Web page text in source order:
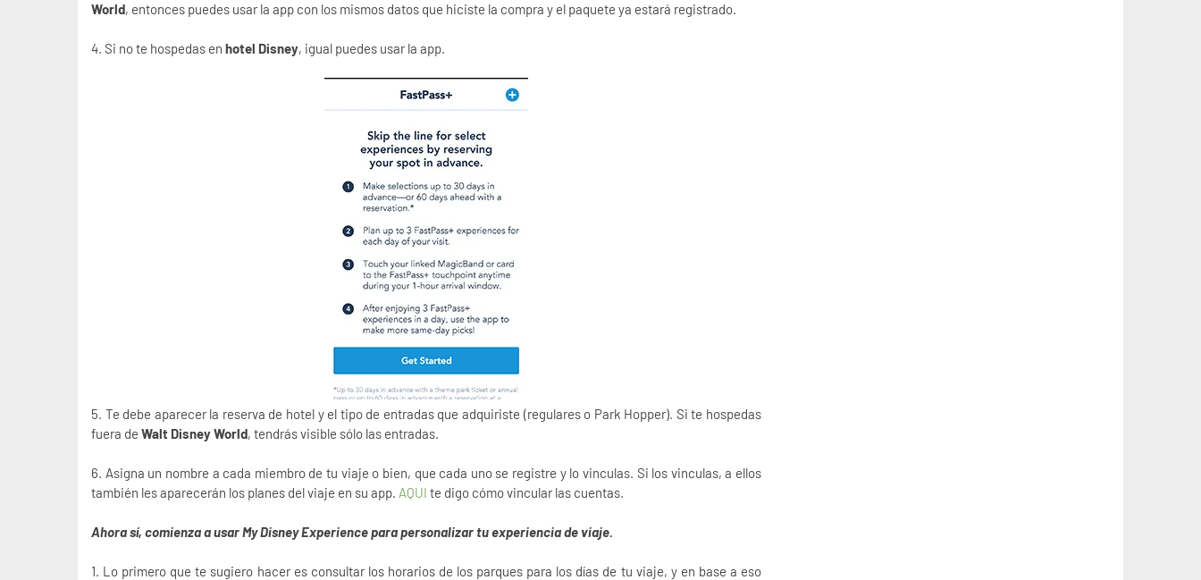
World, entonces puedes usar la app con los mismos datos que hiciste la compra y el paquete ya estará registrado.
4. Si no te hospedas en hotel Disney, igual puedes usar la app.
5. Te debe aparecer la reserva de hotel y el tipo de entradas que adquiriste (regulares o Park Hopper). Si te hospedas
fuera de Walt Disney World, tendrás visible sólo las entradas.
6. Asigna un nombre a cada miembro de tu viaje o bien, que cada uno se registre y lo vinculas. Si los vinculas, a ellos
también les aparecerán los planes del viaje en su app. AQUI te digo cómo vincular las cuentas.
Ahora sí, comienza a usar My Disney Experience para personalizar tu experiencia de viaje.
1. Lo primero que te sugiero hacer es consultar los horarios de los parques para los días de tu viaje, y en base a eso